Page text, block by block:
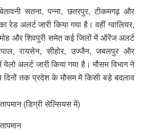
सतना, पन्ना, छतरपुर, टीकमगढ़ और
रेड अलर्ट जारी किया गया है। वहीं ग्वालियर,
और शिवपुरी समेत कई जिलों में ऑरेंज अलर्ट
रायसेन, सीहोर, उज्जैन, जबलपुर और
अलर्ट जारी किया गया है। मौसम विभाग ने
तक प्रदेश के मौसम में किसी बड़े बदलाव
(डिग्री सेल्सियस में)